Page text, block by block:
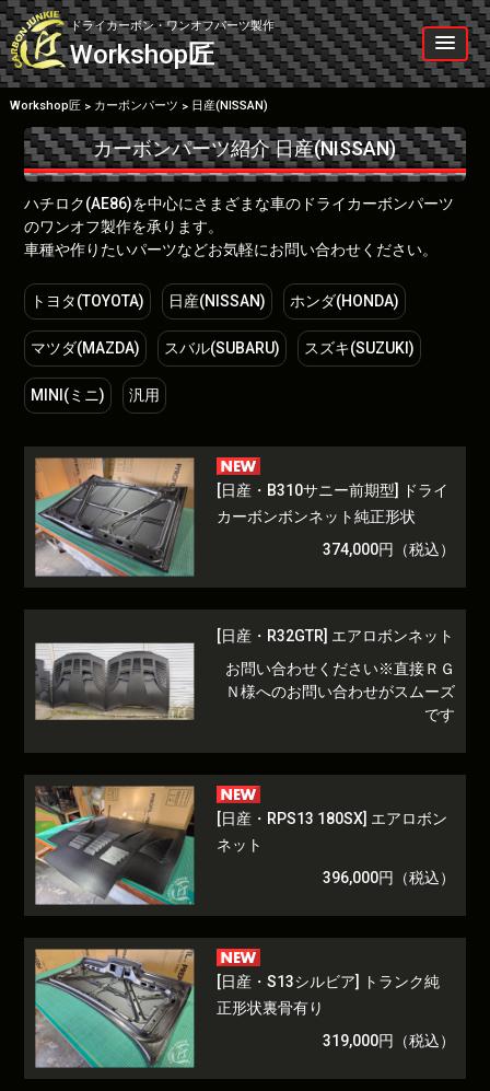
Skip
to
content
ドライカーボン・ワンオフパーツ製作
Workshop匠
Workshop匠> カーボンパーツ > 日産(NISSAN)
カーボンパーツ紹介日産(NISSAN)
ハチロク(AE86)を中心にさまざまな車のドライカーボンパーツ
のワンオフ製作を承ります。
車種や作りたいパーツなどお気軽にお問い合わせください。
トヨタ(TOYOTA) 日産(NISSAN) ホンダ(HONDA)
マツダ(MAZDA) スバル(SUBARU) スズキ(SUZUKI)
MINI(ミニ) 汎用
[日産・B310サニー前期型] ドライ
カーボンボンネット純正形状
374,000円（税込）
[日産・R32GTR] エアロボンネット
お問い合わせください※直接ＲＧ
Ｎ様へのお問い合わせがスムーズ
です
[日産・RPS13 180SX] エアロボン
ネット
396,000円（税込）
[日産・S13シルビア] トランク純
正形状裏骨有り
319,000円（税込）